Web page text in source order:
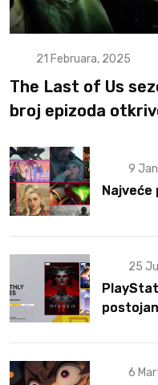
21 Februara, 2025
The Last of Us
broj epizoda
9
25
6